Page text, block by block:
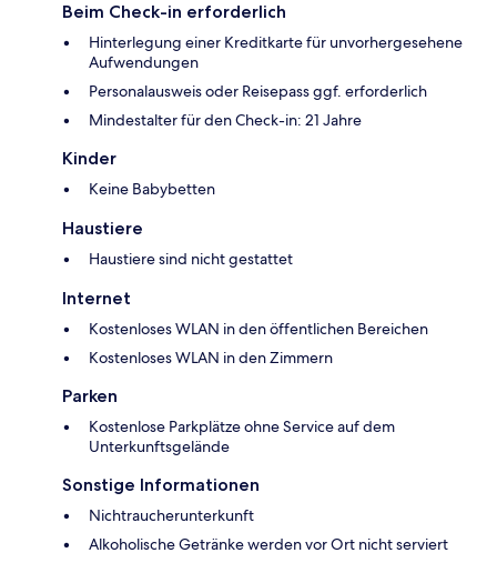
Beim Check-in erforderlich
Hinterlegung einer Kreditkarte für unvorhergesehene
Aufwendungen
Personalausweis oder Reisepass ggf. erforderlich
Mindestalter für den Check-in: 21 Jahre
Kinder
Keine Babybetten
Haustiere
Haustiere sind nicht gestattet
Internet
Kostenloses WLAN in den öffentlichen Bereichen
Kostenloses WLAN in den Zimmern
Parken
Kostenlose Parkplätze ohne Service auf dem
Unterkunftsgelände
Sonstige Informationen
Nichtraucherunterkunft
Alkoholische Getränke werden vor Ort nicht serviert